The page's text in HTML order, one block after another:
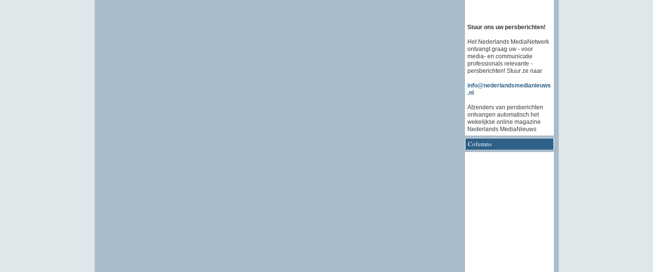
Stuur ons uw persberichten!
Het Nederlands MediaNetwerk
ontvangt graag uw - voor
media- en communicatie
professionals relevante -
persberichten! Stuur ze naar
info@nederlandsmedianieuws
.nl
Afzenders van persberichten
ontvangen automatisch het
wekelijkse online magazine
Nederlands MediaNieuws
Columns